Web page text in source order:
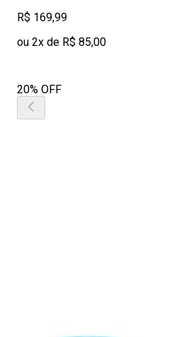
R$ 169,99
ou 2x de R$ 85,00
20% OFF